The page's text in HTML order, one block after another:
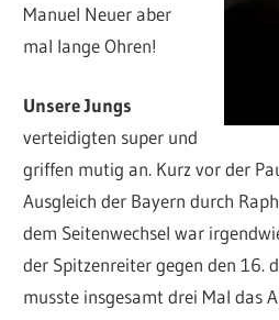
Manuel Neuer aber
mal lange Ohren!
Unsere Jungs
verteidigten super und
griffen mutig an. Kurz vor der
Ausgleich der Bayern durch
dem Seitenwechsel war
der Spitzenreiter gegen den 16.
musste insgesamt drei Mal das